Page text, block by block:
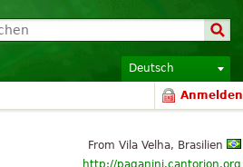
Deutsch
Anmelden
From Vila Velha, Brasilien
http://paganini.cantorion.org